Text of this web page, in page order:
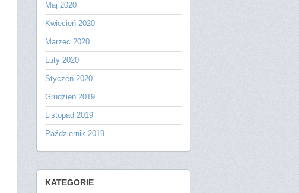
Maj 2020
Kwiecień 2020
Marzec 2020
Luty 2020
Styczeń 2020
Grudzień 2019
Listopad 2019
Październik 2019
KATEGORIE